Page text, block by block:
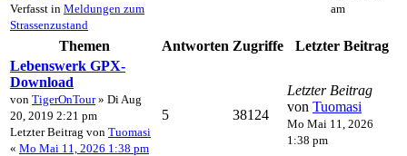
Verfasst in Meldungen zum
Strassenzustand
am
Themen Antworten Zugriffe
Letzter Beitrag
Lebenswerk GPX-
Download
von TigerOnTour» Di Aug
20, 2019 2:21 pm
Letzter Beitrag von Tuomasi
« Mo Mai 11, 2026 1:38 pm
5 38124
Letzter Beitrag
von Tuomasi
Mo Mai 11, 2026
1:38 pm